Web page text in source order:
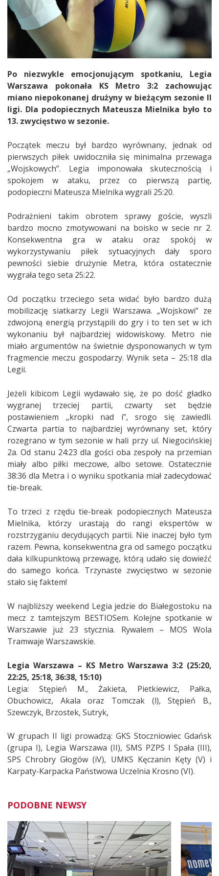
Po niezwykle emocjonującym spotkaniu, Legia
Warszawa pokonała KS Metro 3:2 zachowując
miano niepokonanej drużyny w bieżącym sezonie II
ligi. Dla podopiecznych Mateusza Mielnika było to
13. zwycięstwo w sezonie.
Początek meczu był bardzo wyrównany, jednak od
pierwszych piłek uwidoczniła się minimalna przewaga
„Wojskowych”. Legia imponowała skutecznością i
spokojem w ataku, przez co pierwszą partię,
podopieczni Mateusza Mielnika wygrali 25:20.
Podrażnieni takim obrotem sprawy goście, wyszli
bardzo mocno zmotywowani na boisko w secie nr 2.
Konsekwentna gra w ataku oraz spokój w
wykorzystywaniu piłek sytuacyjnych dały sporo
pewności siebie drużynie Metra, która ostatecznie
wygrała tego seta 25:22.
Od początku trzeciego seta widać było bardzo dużą
mobilizację siatkarzy Legii Warszawa. „Wojskowi” ze
zdwojoną energią przystąpili do gry i to ten set w ich
wykonaniu był najbardziej widowiskowy. Metro nie
miało argumentów na świetnie dysponowanych w tym
fragmencie meczu gospodarzy. Wynik seta – 25:18 dla
Legii.
Jeżeli kibicom Legii wydawało się, że po dość gładko
wygranej trzeciej partii, czwarty set będzie
postawieniem „kropki nad i”, srogo się zawiedli.
Czwarta partia to najbardziej wyrównany set, który
rozegrano w tym sezonie w hali przy ul. Niegocińskiej
2a. Od stanu 24:23 dla gości oba zespoły na przemian
miały albo piłki meczowe, albo setowe. Ostatecznie
38:36 dla Metra i o wyniku spotkania miał zadecydować
tie-break.
To trzeci z rzędu tie-break podopiecznych Mateusza
Mielnika, którzy urastają do rangi ekspertów w
rozstrzyganiu decydujących partii. Nie inaczej było tym
razem. Pewna, konsekwentna gra od samego początku
dała kilkupunktową przewagę, którą udało się dowieźć
do samego końca. Trzynaste zwycięstwo w sezonie
stało się faktem!
W najbliższy weekend Legia jedzie do Białegostoku na
mecz z tamtejszym BESTIOSem. Kolejne spotkanie w
Warszawie już 23 stycznia. Rywalem – MOS Wola
Tramwaje Warszawskie.
Legia Warszawa – KS Metro Warszawa 3:2 (25:20,
22:25, 25:18, 36:38, 15:10)
Legia: Stępień M., Żakieta, Pietkiewicz, Pałka,
Obuchowicz, Akala oraz Tomczak (l), Stępień B.,
Szewczyk, Brzostek, Sutryk,
W grupach II ligi prowadzą: GKS Stoczniowiec Gdańsk
(grupa I), Legia Warszawa (II), SMS PZPS I Spała (III),
SPS Chrobry Głogów (iV), UMKS Kęczanin Kęty (V) i
Karpaty-Karpacka Państwowa Uczelnia Krosno (VI).
PODOBNE NEWSY